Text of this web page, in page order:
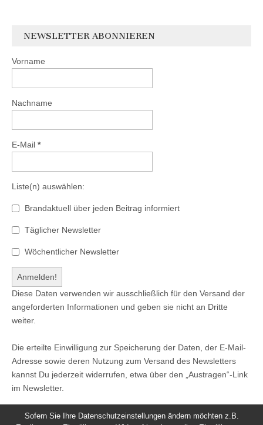
NEWSLETTER ABONNIEREN
Vorname
Nachname
E-Mail *
Liste(n) auswählen:
Brandaktuell über jeden Beitrag informiert
Täglicher Newsletter
Wöchentlicher Newsletter
Diese Daten verwenden wir ausschließlich für den Versand der
angeforderten Informationen und geben sie nicht an Dritte
weiter.
Die erteilte Einwilligung zur Speicherung der Daten, der E-Mail-
Adresse sowie deren Nutzung zum Versand des Newsletters
kannst Du jederzeit widerrufen, etwa über den „Austragen“-Link
im Newsletter.
Sofern Sie Ihre Datenschutzeinstellungen ändern möchten z.B.